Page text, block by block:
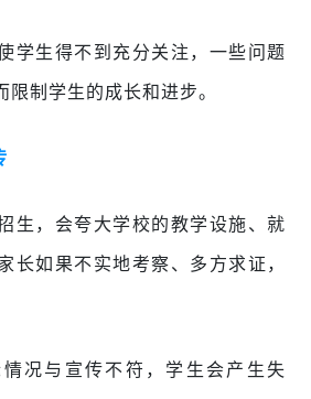
学生得不到充分关注，一些问题
限制学生的成长和进步。
生，会夸大学校的教学设施、就
长如果不实地考察、多方求证，
况与宣传不符，学生会产生失